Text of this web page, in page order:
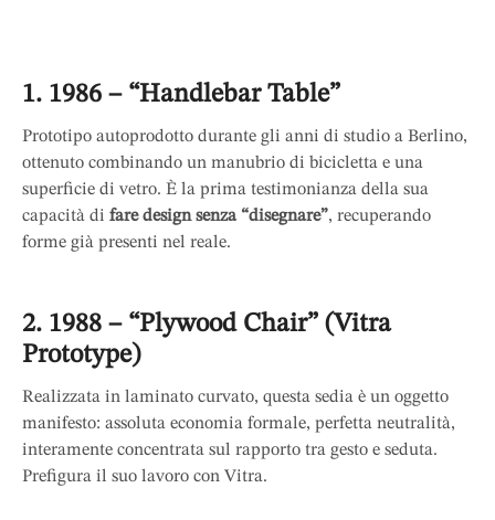
1. 1986 – “Handlebar Table”
Prototipo autoprodotto durante gli anni di studio a Berlino,
ottenuto combinando un manubrio di bicicletta e una
superficie di vetro. È la prima testimonianza della sua
capacità di fare design senza “disegnare”, recuperando
forme già presenti nel reale.
2. 1988 – “Plywood Chair” (Vitra
Prototype)
Realizzata in laminato curvato, questa sedia è un oggetto
manifesto: assoluta economia formale, perfetta neutralità,
interamente concentrata sul rapporto tra gesto e seduta.
Prefigura il suo lavoro con Vitra.